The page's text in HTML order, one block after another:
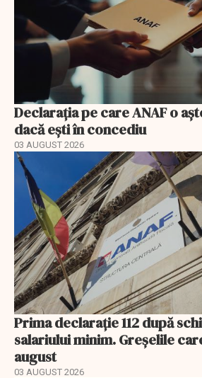
Declarația pe care ANAF o
dacă ești în concediu
03 AUGUST 2026
Prima declarație 112 după
salariului minim. Greșelile
august
03 AUGUST 2026